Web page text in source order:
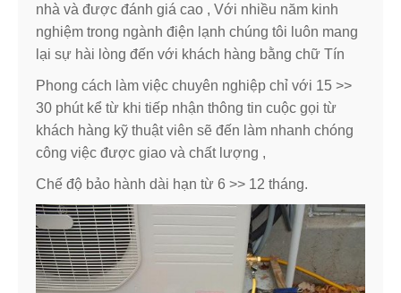
nhà và được đánh giá cao , Với nhiều năm kinh
nghiệm trong ngành điện lạnh chúng tôi luôn mang
lại sự hài lòng đến với khách hàng bằng chữ Tín
Phong cách làm việc chuyên nghiệp chỉ với 15 >>
30 phút kể từ khi tiếp nhận thông tin cuộc gọi từ
khách hàng kỹ thuật viên sẽ đến làm nhanh chóng
công việc được giao và chất lượng ,
Chế độ bảo hành dài hạn từ 6 >> 12 tháng.